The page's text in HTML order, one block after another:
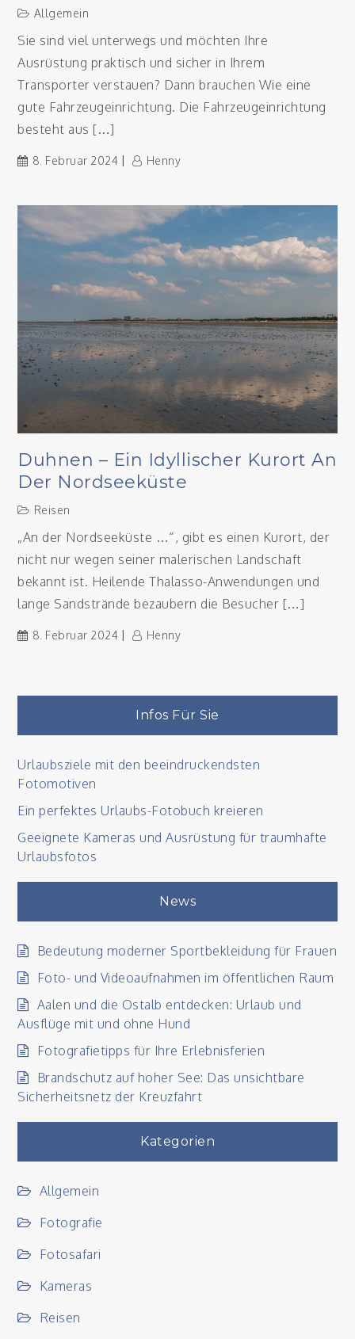
Allgemein
Sie sind viel unterwegs und möchten Ihre
Ausrüstung praktisch und sicher in Ihrem
Transporter verstauen? Dann brauchen Wie eine
gute Fahrzeugeinrichtung. Die Fahrzeugeinrichtung
besteht aus […]
8. Februar 2024 Henny
Duhnen – Ein Idyllischer Kurort An
Der Nordseeküste
Reisen
„An der Nordseeküste …“, gibt es einen Kurort, der
nicht nur wegen seiner malerischen Landschaft
bekannt ist. Heilende Thalasso-Anwendungen und
lange Sandstrände bezaubern die Besucher […]
8. Februar 2024 Henny
Infos Für Sie
Urlaubsziele mit den beeindruckendsten
Fotomotiven
Ein perfektes Urlaubs-Fotobuch kreieren
Geeignete Kameras und Ausrüstung für traumhafte
Urlaubsfotos
News
Bedeutung moderner Sportbekleidung für Frauen
Foto- und Videoaufnahmen im öffentlichen Raum
Aalen und die Ostalb entdecken: Urlaub und
Ausflüge mit und ohne Hund
Fotografietipps für Ihre Erlebnisferien
Brandschutz auf hoher See: Das unsichtbare
Sicherheitsnetz der Kreuzfahrt
Kategorien
Allgemein
Fotografie
Fotosafari
Kameras
Reisen